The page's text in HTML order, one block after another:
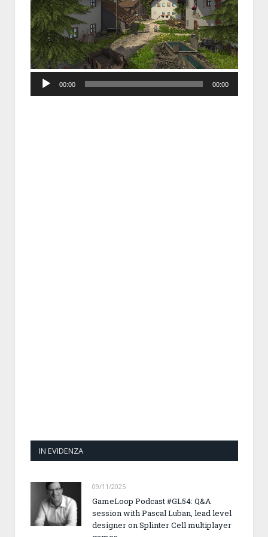
Player
00:00 00:00
IN EVIDENZA
09/11/2025
GameLoop Podcast #GL54: Q&A
session with Pascal Luban, lead level
designer on Splinter Cell multiplayer